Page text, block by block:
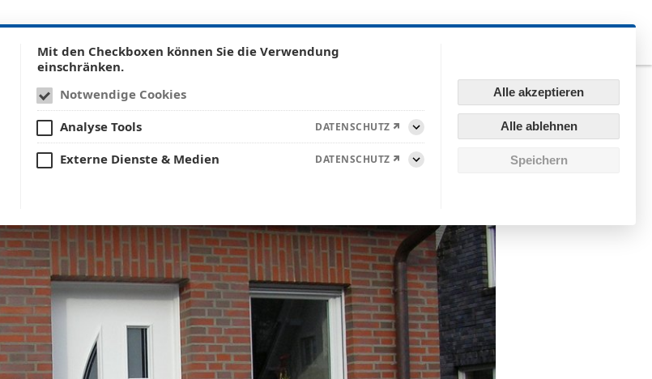
Wir für Sie Aktuelles Leistungen Referenzen Videos Ausstellung Karriere Kontakt & Anfahrt
Mit den Checkboxen können Sie die Verwendung
einschränken.
Notwendige Cookies
Analyse Tools
DATENSCHUTZ
Aufklappen
Externe Dienste & Medien
DATENSCHUTZ
Alle akzeptieren
Alle ablehnen
Speichern